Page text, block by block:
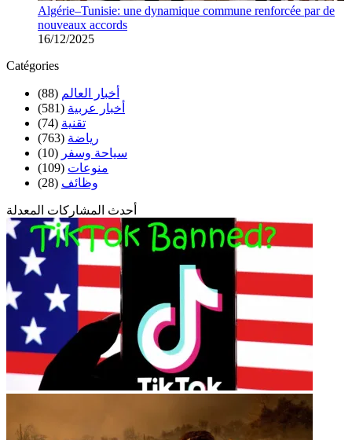
Algérie–Tunisie: une dynamique commune renforcée par de
nouveaux accords
16/12/2025
Catégories
أخبار العالم (88)
أخبار عربية (581)
تقنية (74)
رياضة (763)
سياحة وسفر (10)
منوعات (109)
وظائف (28)
أحدث المشاركات المعدلة